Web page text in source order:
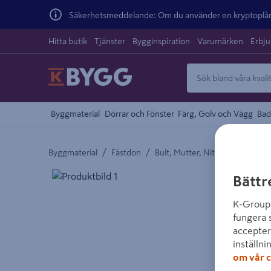
Säkerhetsmeddelande: Om du använder en
Hitta butik Tjänster Bygginspiration Varumärken
Byggmaterial Dörrar och Fönster Färg, Golv och Vägg
Byggmaterial / Fästdon / Bult, Mutter, Nit och Brickor
Detaljerad beskrivning finns i
K-
fungera
om vår